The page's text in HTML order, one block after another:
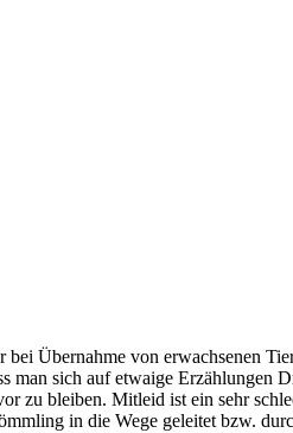
Übernahme von erwachsenen
sich auf etwaige Erzählungen
zu bleiben. Mitleid ist ein sehr
in die Wege geleitet bzw.